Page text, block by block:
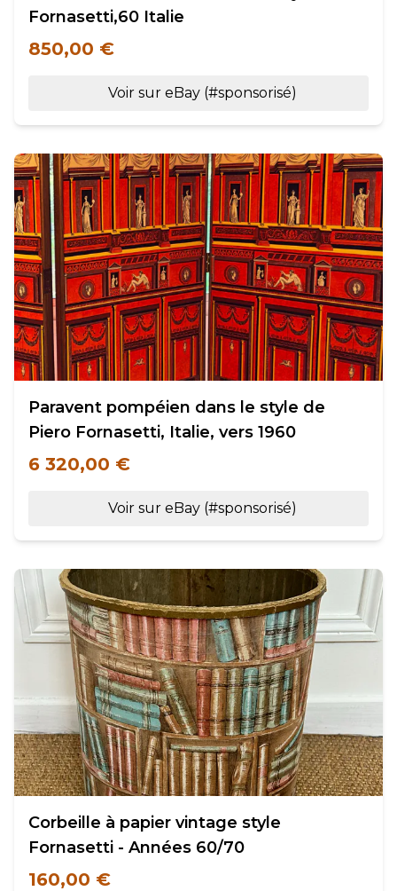
Fornasetti,60 Italie
850,00 €
Voir sur eBay (#sponsorisé)
Paravent pompéien dans le style de
Piero Fornasetti, Italie, vers 1960
6 320,00 €
Voir sur eBay (#sponsorisé)
Corbeille à papier vintage style
Fornasetti - Années 60/70
160,00 €